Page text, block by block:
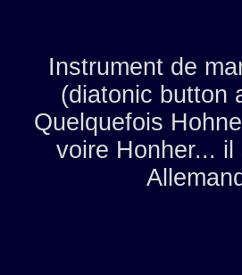
Instrument de
(diatonic button
Quelquefois
voire Honher...